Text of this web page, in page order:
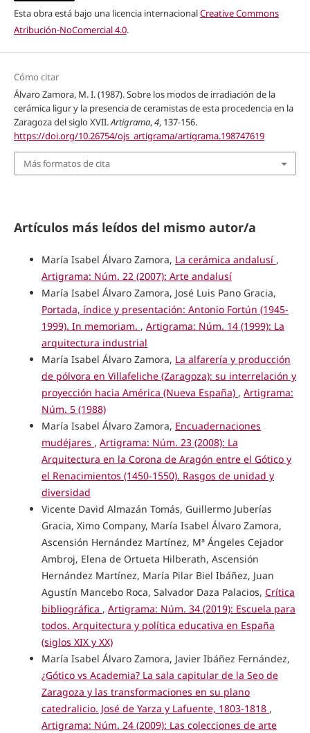
Esta obra está bajo una licencia internacionalCreative Commons
Atribución-NoComercial 4.0.
Cómo citar
Álvaro Zamora, M. I. (1987). Sobre los modos de irradiación de la
cerámica ligur y la presencia de ceramistas de esta procedencia en la
Zaragoza del siglo XVII.Artigrama,4, 137-156.
https://doi.org/10.26754/ojs_artigrama/artigrama.198747619
Más formatos de cita
Artículos más leídos del mismo autor/a
María Isabel Álvaro Zamora, La cerámica andalusí ,
Artigrama: Núm. 22 (2007): Arte andalusí
María Isabel Álvaro Zamora, José Luis Pano Gracia,
Portada, índice y presentación: Antonio Fortún (1945-
1999). In memoriam. , Artigrama: Núm. 14 (1999): La
arquitectura industrial
María Isabel Álvaro Zamora, La alfarería y producción
de pólvora en Villafeliche (Zaragoza): su interrelación y
proyección hacia América (Nueva España) , Artigrama:
Núm. 5 (1988)
María Isabel Álvaro Zamora, Encuadernaciones
mudéjares , Artigrama: Núm. 23 (2008): La
Arquitectura en la Corona de Aragón entre el Gótico y
el Renacimientos (1450-1550). Rasgos de unidad y
diversidad
Vicente David Almazán Tomás, Guillermo Juberías
Gracia, Ximo Company, María Isabel Álvaro Zamora,
Ascensión Hernández Martínez, Mª Ángeles Cejador
Ambroj, Elena de Ortueta Hilberath, Ascensión
Hernández Martínez, María Pilar Biel Ibáñez, Juan
Agustín Mancebo Roca, Salvador Daza Palacios, Crítica
bibliográfica , Artigrama: Núm. 34 (2019): Escuela para
todos. Arquitectura y política educativa en España
(siglos XIX y XX)
María Isabel Álvaro Zamora, Javier Ibáñez Fernández,
¿Gótico vs Academia? La sala capitular de la Seo de
Zaragoza y las transformaciones en su plano
catedralicio. José de Yarza y Lafuente, 1803-1818 ,
Artigrama: Núm. 24 (2009): Las colecciones de arte